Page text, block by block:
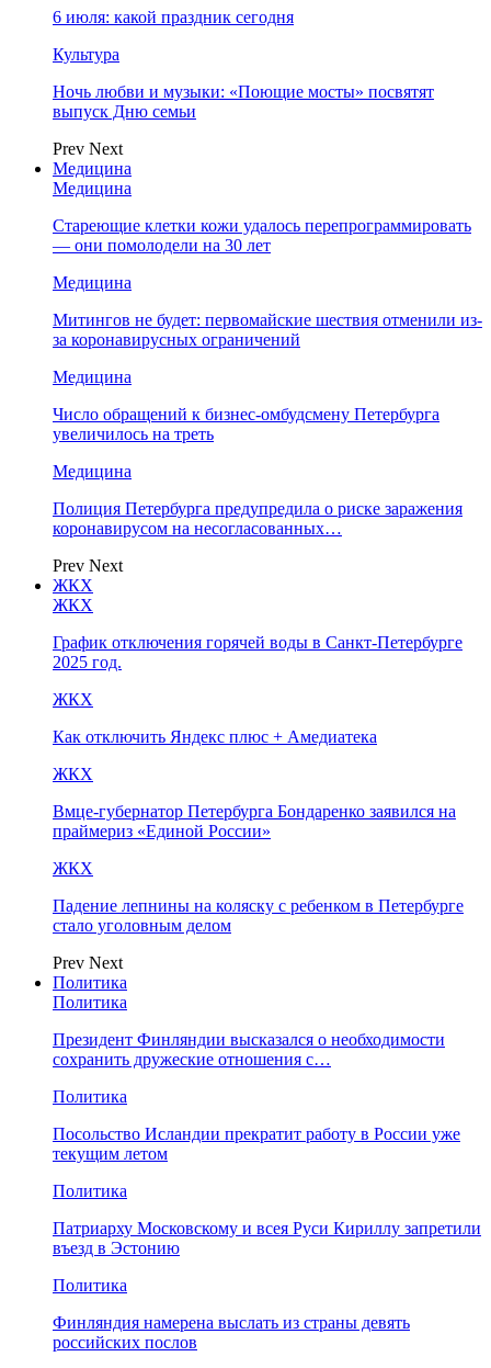
6 июля: какой праздник сегодня
Культура
Ночь любви и музыки: «Поющие мосты» посвятят
выпуск Дню семьи
Prev Next
Медицина
Медицина
Стареющие клетки кожи удалось перепрограммировать
— они помолодели на 30 лет
Медицина
Митингов не будет: первомайские шествия отменили из-
за коронавирусных ограничений
Медицина
Число обращений к бизнес-омбудсмену Петербурга
увеличилось на треть
Медицина
Полиция Петербурга предупредила о риске заражения
коронавирусом на несогласованных…
Prev Next
ЖКХ
ЖКХ
График отключения горячей воды в Санкт-Петербурге
2025 год.
ЖКХ
Как отключить Яндекс плюс + Амедиатека
ЖКХ
Вмце-губернатор Петербурга Бондаренко заявился на
праймериз «Единой России»
ЖКХ
Падение лепнины на коляску с ребенком в Петербурге
стало уголовным делом
Prev Next
Политика
Политика
Президент Финляндии высказался о необходимости
сохранить дружеские отношения с…
Политика
Посольство Исландии прекратит работу в России уже
текущим летом
Политика
Патриарху Московскому и всея Руси Кириллу запретили
въезд в Эстонию
Политика
Финляндия намерена выслать из страны девять
российских послов